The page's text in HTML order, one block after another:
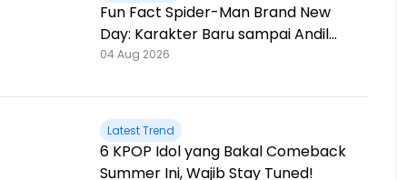
Fun Fact Spider-Man Brand New
Day: Karakter Baru sampai Andil
Jackie Chan!
04 Aug 2026
Latest Trend
6 KPOP Idol yang Bakal Comeback
Summer Ini, Wajib Stay Tuned!